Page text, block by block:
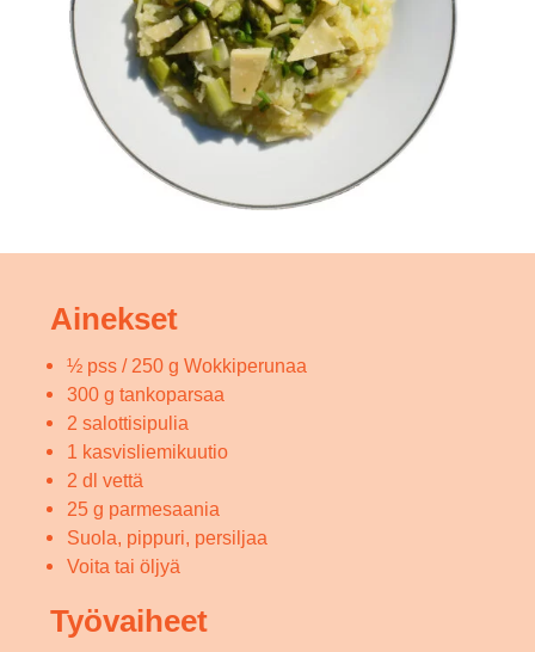
Ainekset
½ pss / 250 g Wokkiperunaa
300 g tankoparsaa
2 salottisipulia
1 kasvisliemikuutio
2 dl vettä
25 g parmesaania
Suola, pippuri, persiljaa
Voita tai öljyä
Työvaiheet